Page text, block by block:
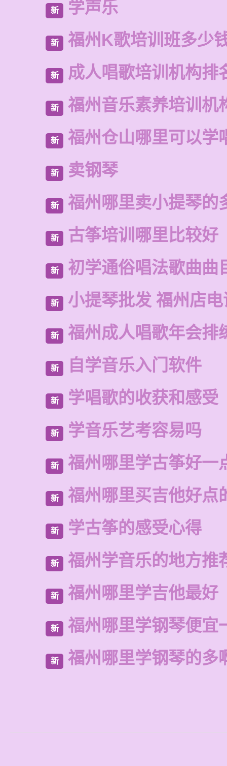
新 学声乐
新 福州K歌培训班多少
新 成人唱歌培训机构排
新 福州音乐素养培训机
新 福州仓山哪里可以学
新 卖钢琴
新 福州哪里卖小提琴的
新 古筝培训哪里比较好
新 初学通俗唱法歌曲曲
新 小提琴批发 福州店
新 福州成人唱歌年会排
新 自学音乐入门软件
新 学唱歌的收获和感受
新 学音乐艺考容易吗
新 福州哪里学古筝好一
新 福州哪里买吉他好点
新 学古筝的感受心得
新 福州学音乐的地方推
新 福州哪里学吉他最好
新 福州哪里学钢琴便宜
新 福州哪里学钢琴的多